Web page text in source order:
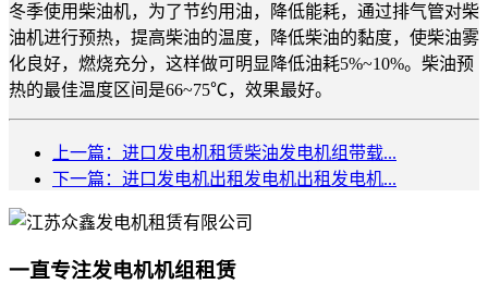
冬季使用柴油机，为了节约用油，降低能耗，通过排气管对柴
油机进行预热，提高柴油的温度，降低柴油的黏度，使柴油雾
化良好，燃烧充分，这样做可明显降低油耗5%~10%。柴油预
热的最佳温度区间是66~75℃，效果最好。
上一篇：进口发电机租赁柴油发电机组带载...
下一篇：进口发电机出租发电机出租发电机...
一直专注发电机机组租赁